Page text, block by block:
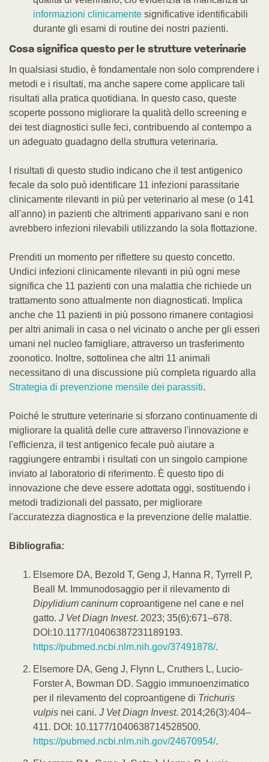
informazioni clinicamente significative identificabili
durante gli esami di routine dei nostri pazienti.
Cosa significa questo per le strutture veterinarie
In qualsiasi studio, è fondamentale non solo comprendere i
metodi e i risultati, ma anche sapere come applicare tali
risultati alla pratica quotidiana. In questo caso, queste
scoperte possono migliorare la qualità dello screening e
dei test diagnostici sulle feci, contribuendo al contempo a
un adeguato guadagno della struttura veterinaria.
I risultati di questo studio indicano che il test antigenico
fecale da solo può identificare 11 infezioni parassitarie
clinicamente rilevanti in più per veterinario al mese (o 141
all'anno) in pazienti che altrimenti apparivano sani e non
avrebbero infezioni rilevabili utilizzando la sola flottazione.
Prenditi un momento per riflettere su questo concetto.
Undici infezioni clinicamente rilevanti in più ogni mese
significa che 11 pazienti con una malattia che richiede un
trattamento sono attualmente non diagnosticati. Implica
anche che 11 pazienti in più possono rimanere contagiosi
per altri animali in casa o nel vicinato o anche per gli esseri
umani nel nucleo famigliare, attraverso un trasferimento
zoonotico. Inoltre, sottolinea che altri 11 animali
necessitano di una discussione più completa riguardo alla
Strategia di prevenzione mensile dei parassiti.
Poiché le strutture veterinarie si sforzano continuamente di
migliorare la qualità delle cure attraverso l'innovazione e
l'efficienza, il test antigenico fecale può aiutare a
raggiungere entrambi i risultati con un singolo campione
inviato al laboratorio di riferimento. È questo tipo di
innovazione che deve essere adottata oggi, sostituendo i
metodi tradizionali del passato, per migliorare
l'accuratezza diagnostica e la prevenzione delle malattie.
Bibliografia:
Elsemore DA, Bezold T, Geng J, Hanna R, Tyrrell P,
Beall M. Immunodosaggio per il rilevamento di
Dipylidium caninum coproantigene nel cane e nel
gatto. J Vet Diagn Invest. 2023; 35(6):671–678.
DOI:10.1177/10406387231189193.
https://pubmed.ncbi.nlm.nih.gov/37491878/.
Elsemore DA, Geng J, Flynn L, Cruthers L, Lucio-
Forster A, Bowman DD. Saggio immunoenzimatico
per il rilevamento del coproantigene di Trichuris
vulpis nei cani. J Vet Diagn Invest. 2014;26(3):404–
411. DOI: 10.1177/1040638714528500.
https://pubmed.ncbi.nlm.nih.gov/24670954/.